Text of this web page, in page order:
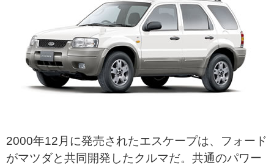
2000年12月に発売されたエスケープは、フォード
がマツダと共同開発したクルマだ。共通のパワー